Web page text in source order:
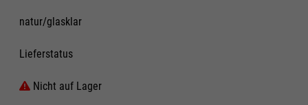
natur/glasklar
Lieferstatus
Nicht auf Lager